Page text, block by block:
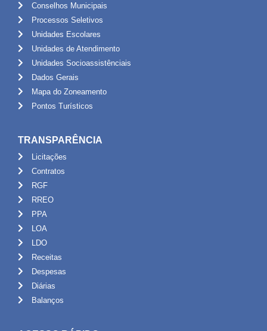
Conselhos Municipais
Processos Seletivos
Unidades Escolares
Unidades de Atendimento
Unidades Socioassistênciais
Dados Gerais
Mapa do Zoneamento
Pontos Turísticos
TRANSPARÊNCIA
Licitações
Contratos
RGF
RREO
PPA
LOA
LDO
Receitas
Despesas
Diárias
Balanços